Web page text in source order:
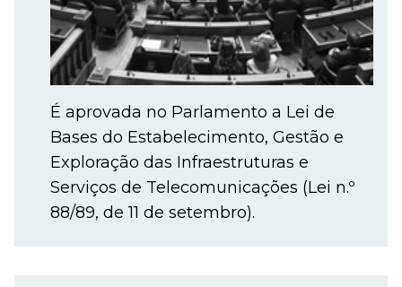
É aprovada no Parlamento a Lei de
Bases do Estabelecimento, Gestão e
Exploração das Infraestruturas e
Serviços de Telecomunicações (Lei n.º
88/89, de 11 de setembro).